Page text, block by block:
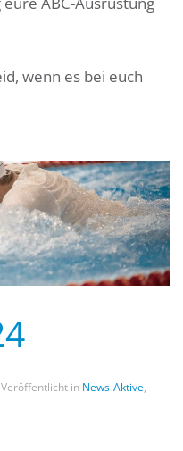
wenn es bei euch
Veröffentlicht in News-Aktive,